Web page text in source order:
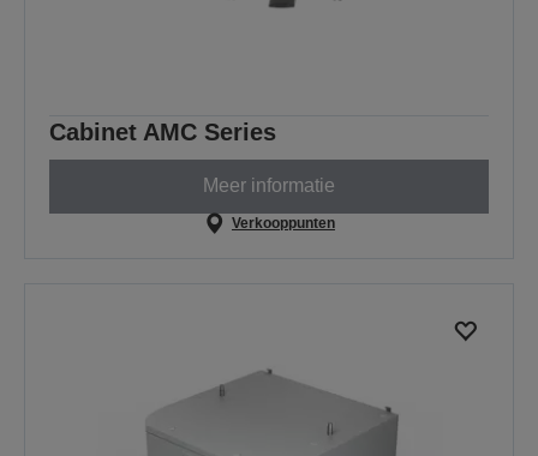
Cabinet AMC Series
Meer informatie
Verkooppunten